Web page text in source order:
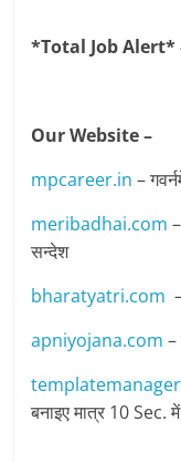
*Total Job Alert*
Our Website –
mpcareer.in –
meribadhai.com
सन्देश
bharatyatri.com
apniyojana.com –
बनाइए मात्र 10 Sec. में